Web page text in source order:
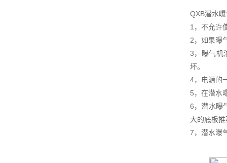
QXB潜水
1，不允许
2，如果曝
3，曝气机
坏。
4，电源的
5，在潜水
6，潜水曝
大的底板
7，潜水曝